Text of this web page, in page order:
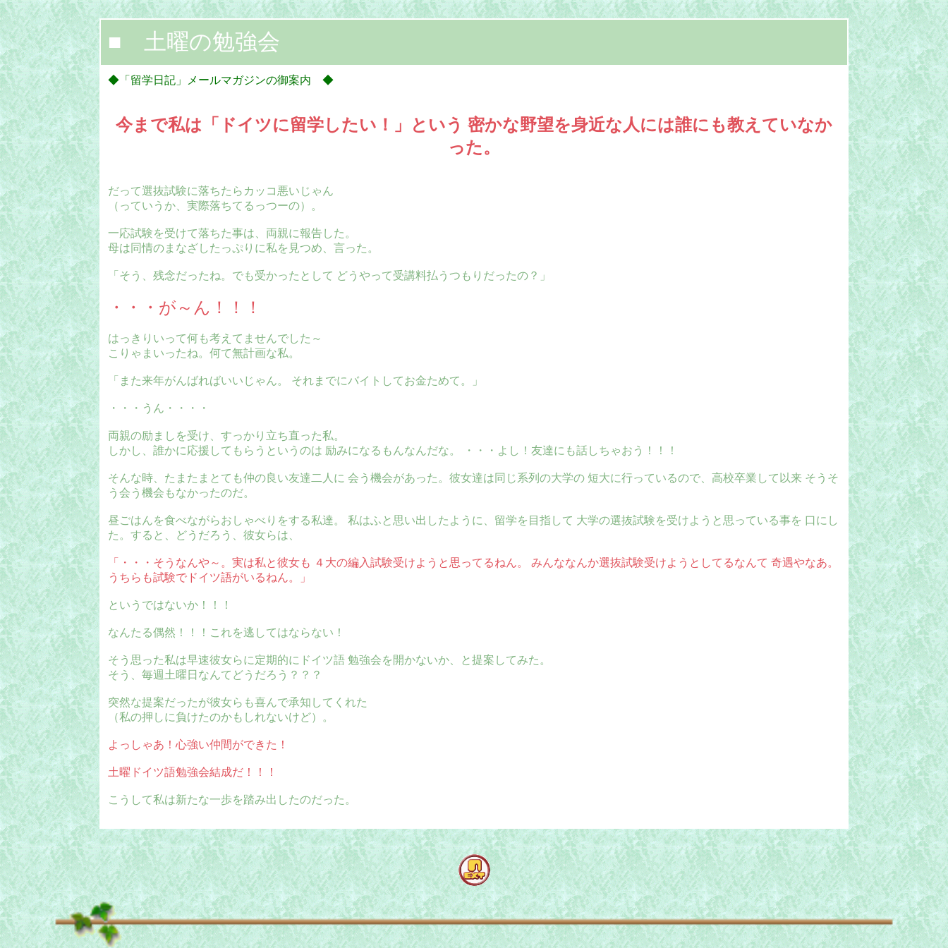
■ 土曜の勉強会
◆「留学日記」メールマガジンの御案内 ◆
今まで私は「ドイツに留学したい！」という 密かな野望を身近な人には誰にも教えていなか
った。
だって選抜試験に落ちたらカッコ悪いじゃん
（っていうか、実際落ちてるっつーの）。
一応試験を受けて落ちた事は、両親に報告した。
母は同情のまなざしたっぷりに私を見つめ、言った。
「そう、残念だったね。でも受かったとして どうやって受講料払うつもりだったの？」
・・・が～ん！！！
はっきりいって何も考えてませんでした～
こりゃまいったね。何て無計画な私。
「また来年がんばればいいじゃん。 それまでにバイトしてお金ためて。」
・・・うん・・・・
両親の励ましを受け、すっかり立ち直った私。
しかし、誰かに応援してもらうというのは 励みになるもんなんだな。 ・・・よし！友達にも話しちゃおう！！！
そんな時、たまたまとても仲の良い友達二人に 会う機会があった。彼女達は同じ系列の大学の 短大に行っているので、高校卒業して以来 そうそ
う会う機会もなかったのだ。
昼ごはんを食べながらおしゃべりをする私達。 私はふと思い出したように、留学を目指して 大学の選抜試験を受けようと思っている事を 口にし
た。すると、どうだろう、彼女らは、
「・・・そうなんや～。実は私と彼女も ４大の編入試験受けようと思ってるねん。 みんななんか選抜試験受けようとしてるなんて 奇遇やなあ。
うちらも試験でドイツ語がいるねん。」
というではないか！！！
なんたる偶然！！！これを逃してはならない！
そう思った私は早速彼女らに定期的にドイツ語 勉強会を開かないか、と提案してみた。
そう、毎週土曜日なんてどうだろう？？？
突然な提案だったが彼女らも喜んで承知してくれた
（私の押しに負けたのかもしれないけど）。
よっしゃあ！心強い仲間ができた！
土曜ドイツ語勉強会結成だ！！！
こうして私は新たな一歩を踏み出したのだった。